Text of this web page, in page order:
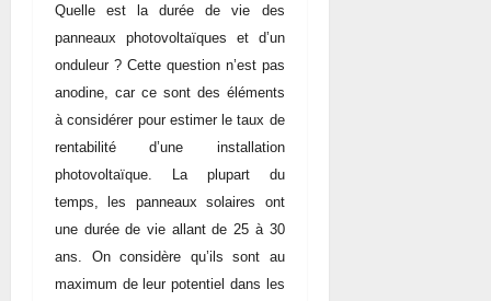
Quelle est la durée de vie des
panneaux photovoltaïques et d’un
onduleur ? Cette question n’est pas
anodine, car ce sont des éléments
à considérer pour estimer le taux de
rentabilité d’une installation
photovoltaïque. La plupart du
temps, les panneaux solaires ont
une durée de vie allant de 25 à 30
ans. On considère qu’ils sont au
maximum de leur potentiel dans les